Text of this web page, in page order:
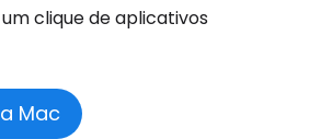
clique de aplicativos
Mac